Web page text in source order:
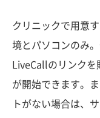
クリニックで用意
境とパソコンのみ
LiveCallのリンク
が開始できます。
トがない場合は、